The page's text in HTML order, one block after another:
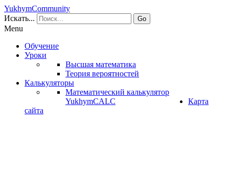
YukhymCommunity
Искать...
Go
Menu
Обучение
Уроки
Высшая математика
Теория вероятностей
Калькуляторы
Математический калькулятор
YukhymCALC
Карта
сайта